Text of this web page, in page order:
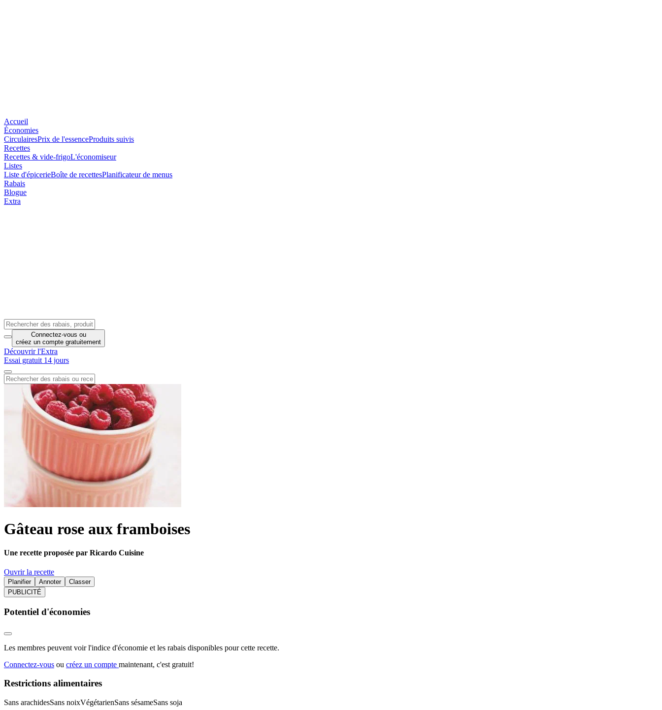
Accueil
Économies
CirculairesPrix de l'essenceProduits suivis
Recettes
Recettes & vide-frigoL'économiseur
Listes
Liste d'épicerieBoîte de recettesPlanificateur de menus
Rabais
Blogue
Extra
Connectez-vous ou
créez un compte gratuitement
Découvrir l'Extra
Essai gratuit 14 jours
Gâteau rose aux framboises
Une recette proposée par Ricardo Cuisine
Ouvrir la recette
Planifier Annoter
Classer
PUBLICITÉ
Potentiel d'économies
Les membres peuvent voir l'indice d'économie et les rabais disponibles pour cette recette.
Connectez-vous ou créez un compte maintenant, c'est gratuit!
Restrictions alimentaires
Sans arachidesSans noixVégétarienSans sésameSans soja